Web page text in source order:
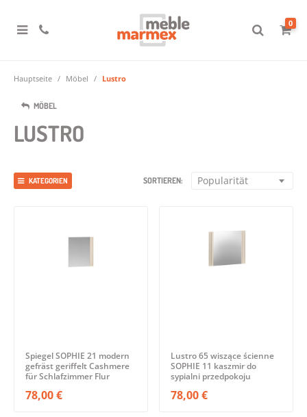
0
Hauptseite Möbel Lustro
MÖBEL
LUSTRO
KATEGORIEN SORTIEREN: Popularität
Spiegel SOPHIE 21 modern
gefräst geriffelt Cashmere
für Schlafzimmer Flur
78,00 €
Lustro 65 wiszące ścienne
SOPHIE 11 kaszmir do
sypialni przedpokoju
78,00 €